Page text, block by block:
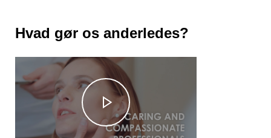
maksimal sikkerhed.
Hvad gør os anderledes?